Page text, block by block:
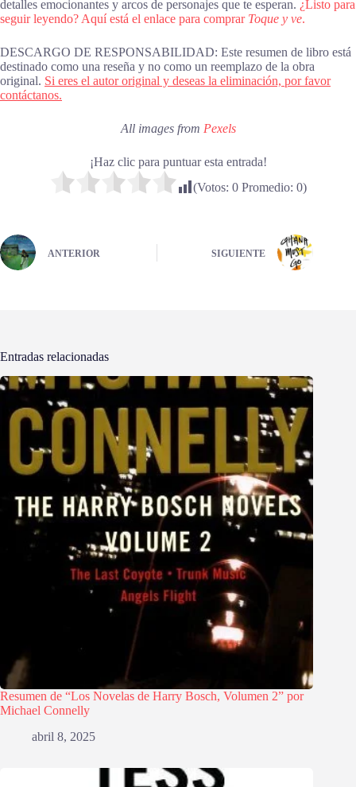
detalles emocionantes y arcos de personajes que te esperan. ¿Listo para
seguir leyendo? Aquí está el enlace para comprar Toque y ve.
DESCARGO DE RESPONSABILIDAD: Este resumen de libro está
destinado como una reseña y no como un reemplazo de la obra
original. Si eres el autor original y deseas la eliminación, por favor
contáctanos.
All images from Pexels
¡Haz clic para puntuar esta entrada!
(Votos: 0Promedio: 0)
ANTERIOR SIGUIENTE
Entradas relacionadas
Resumen de “Los Novelas de Harry Bosch, Volumen 2” por
Michael Connelly
abril 8, 2025